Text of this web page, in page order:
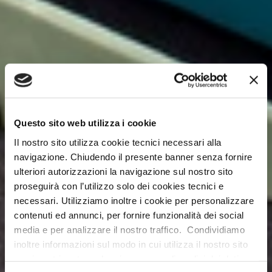
Questo sito web utilizza i cookie
Il nostro sito utilizza cookie tecnici necessari alla
navigazione. Chiudendo il presente banner senza fornire
ulteriori autorizzazioni la navigazione sul nostro sito
proseguirà con l’utilizzo solo dei cookies tecnici e
necessari. Utilizziamo inoltre i cookie per personalizzare
contenuti ed annunci, per fornire funzionalità dei social
media e per analizzare il nostro traffico. Condividiamo
inoltre informazioni sul modo in cui utilizza il nostro sito